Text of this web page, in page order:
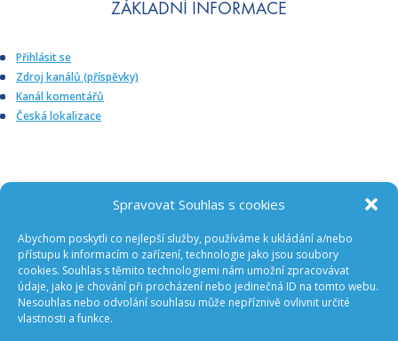
Spravovat Souhlas s cookies
Abychom poskytli co nejlepší služby, používáme k ukládání a/nebo
přístupu k informacím o zařízení, technologie jako jsou soubory
cookies. Souhlas s těmito technologiemi nám umožní zpracovávat
údaje, jako je chování při procházení nebo jedinečná ID na tomto webu.
Nesouhlas nebo odvolání souhlasu může nepříznivě ovlivnit určité
vlastnosti a funkce.
ZÁKLADNÍ INFORMACE
Přihlásit se
Zdroj kanálů (příspěvky)
Kanál komentářů
Česká lokalizace
ODEBÍREJTE NOVINKY Z GA ČR